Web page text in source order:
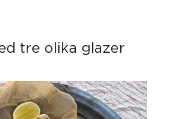
tre olika glazer